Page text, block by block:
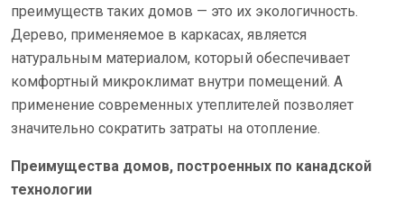
преимуществ таких домов — это их экологичность.
Дерево, применяемое в каркасах, является
натуральным материалом, который обеспечивает
комфортный микроклимат внутри помещений. А
применение современных утеплителей позволяет
значительно сократить затраты на отопление.
Преимущества домов, построенных по канадской
технологии